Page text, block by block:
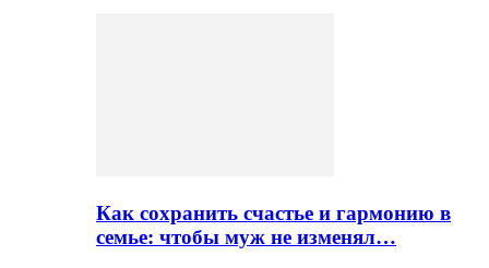
Как сохранить счастье и гармонию в
семье: чтобы муж не изменял…